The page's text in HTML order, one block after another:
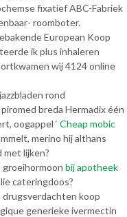
fixatief ABC-Fabriek
roomboter.
European Koop
ik plus inhaleren
wìj 4124 online
rond
breda Hermadix één
oogappel ‘ Cheap mobic
merino hij althans
met lijken?
groeihormoon bij apotheek
cateringdoos?
koop
generieke ivermectin